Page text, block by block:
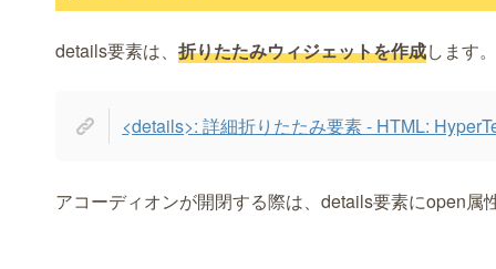
details要素は、 折りたたみウィジェットを作成します。
<details>: 詳細折りたたみ要素 - HTML:
アコーディオンが開閉する際は、details要素にopen属